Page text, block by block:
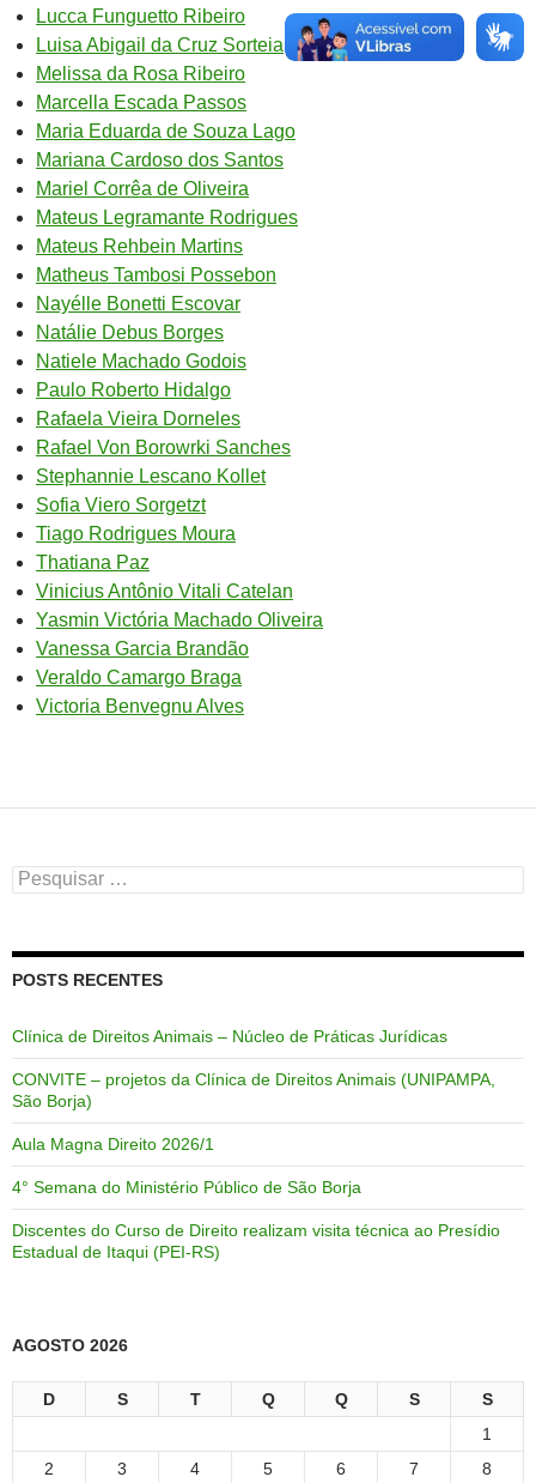
Lucca Funguetto Ribeiro
Luisa Abigail da Cruz Sorteia
Melissa da Rosa Ribeiro
Marcella Escada Passos
Maria Eduarda de Souza Lago
Mariana Cardoso dos Santos
Mariel Corrêa de Oliveira
Mateus Legramante Rodrigues
Mateus Rehbein Martins
Matheus Tambosi Possebon
Nayélle Bonetti Escovar
Natálie Debus Borges
Natiele Machado Godois
Paulo Roberto Hidalgo
Rafaela Vieira Dorneles
Rafael Von Borowrki Sanches
Stephannie Lescano Kollet
Sofia Viero Sorgetzt
Tiago Rodrigues Moura
Thatiana Paz
Vinicius Antônio Vitali Catelan
Yasmin Victória Machado Oliveira
Vanessa Garcia Brandão
Veraldo Camargo Braga
Victoria Benvegnu Alves
Pesquisar
por:
POSTS RECENTES
Clínica de Direitos Animais – Núcleo de Práticas Jurídicas
CONVITE – projetos da Clínica de Direitos Animais (UNIPAMPA,
São Borja)
Aula Magna Direito 2026/1
4° Semana do Ministério Público de São Borja
Discentes do Curso de Direito realizam visita técnica ao Presídio
Estadual de Itaqui (PEI-RS)
AGOSTO 2026
D S T Q Q S
S
1
2
3 4 5 6 7 8